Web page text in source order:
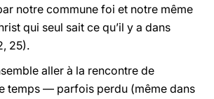
notre commune foi et notre même
qui seul sait ce qu’il y a dans
25).
aller à la rencontre de
temps — parfois perdu (même dans